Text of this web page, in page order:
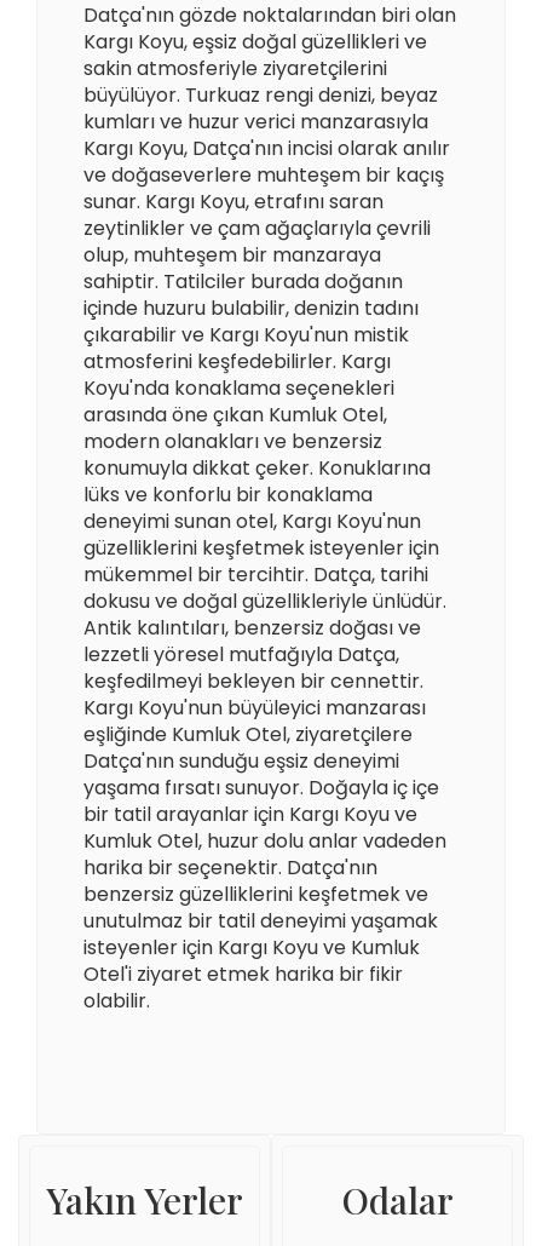
Datça'nın gözde noktalarından biri olan
Kargı Koyu, eşsiz doğal güzellikleri ve
sakin atmosferiyle ziyaretçilerini
büyülüyor. Turkuaz rengi denizi, beyaz
kumları ve huzur verici manzarasıyla
Kargı Koyu, Datça'nın incisi olarak anılır
ve doğaseverlere muhteşem bir kaçış
sunar. Kargı Koyu, etrafını saran
zeytinlikler ve çam ağaçlarıyla çevrili
olup, muhteşem bir manzaraya
sahiptir. Tatilciler burada doğanın
içinde huzuru bulabilir, denizin tadını
çıkarabilir ve Kargı Koyu'nun mistik
atmosferini keşfedebilirler. Kargı
Koyu'nda konaklama seçenekleri
arasında öne çıkan Kumluk Otel,
modern olanakları ve benzersiz
konumuyla dikkat çeker. Konuklarına
lüks ve konforlu bir konaklama
deneyimi sunan otel, Kargı Koyu'nun
güzelliklerini keşfetmek isteyenler için
mükemmel bir tercihtir. Datça, tarihi
dokusu ve doğal güzellikleriyle ünlüdür.
Antik kalıntıları, benzersiz doğası ve
lezzetli yöresel mutfağıyla Datça,
keşfedilmeyi bekleyen bir cennettir.
Kargı Koyu'nun büyüleyici manzarası
eşliğinde Kumluk Otel, ziyaretçilere
Datça'nın sunduğu eşsiz deneyimi
yaşama fırsatı sunuyor. Doğayla iç içe
bir tatil arayanlar için Kargı Koyu ve
Kumluk Otel, huzur dolu anlar vadeden
harika bir seçenektir. Datça'nın
benzersiz güzelliklerini keşfetmek ve
unutulmaz bir tatil deneyimi yaşamak
isteyenler için Kargı Koyu ve Kumluk
Otel'i ziyaret etmek harika bir fikir
olabilir.
Yakın Yerler Odalar